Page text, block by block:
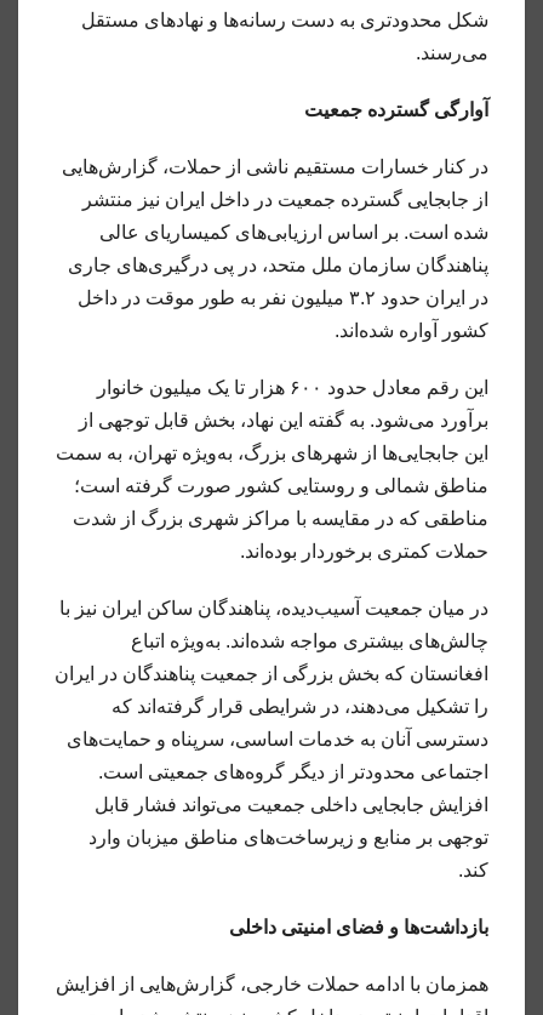
شکل محدودتری به دست رسانه‌ها و نهادهای مستقل
می‌رسند.
آوارگی گسترده جمعیت
در کنار خسارات مستقیم ناشی از حملات، گزارش‌هایی
از جابجایی گسترده جمعیت در داخل ایران نیز منتشر
شده است. بر اساس ارزیابی‌های کمیساریای عالی
پناهندگان سازمان ملل متحد، در پی درگیری‌های جاری
در ایران حدود ۳.۲ میلیون نفر به طور موقت در داخل
کشور آواره شده‌اند.
این رقم معادل حدود ۶۰۰ هزار تا یک میلیون خانوار
برآورد می‌شود. به گفته این نهاد، بخش قابل توجهی از
این جابجایی‌ها از شهرهای بزرگ، به‌ویژه تهران، به سمت
مناطق شمالی و روستایی کشور صورت گرفته است؛
مناطقی که در مقایسه با مراکز شهری بزرگ از شدت
حملات کمتری برخوردار بوده‌اند.
در میان جمعیت آسیب‌دیده، پناهندگان ساکن ایران نیز با
چالش‌های بیشتری مواجه شده‌اند. به‌ویژه اتباع
افغانستان که بخش بزرگی از جمعیت پناهندگان در ایران
را تشکیل می‌دهند، در شرایطی قرار گرفته‌اند که
دسترسی آنان به خدمات اساسی، سرپناه و حمایت‌های
اجتماعی محدودتر از دیگر گروه‌های جمعیتی است.
افزایش جابجایی داخلی جمعیت می‌تواند فشار قابل
توجهی بر منابع و زیرساخت‌های مناطق میزبان وارد
کند.
بازداشت‌ها و فضای امنیتی داخلی
همزمان با ادامه حملات خارجی، گزارش‌هایی از افزایش